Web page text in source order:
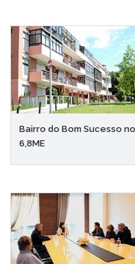
Bairro do Bom Sucesso
6,8ME